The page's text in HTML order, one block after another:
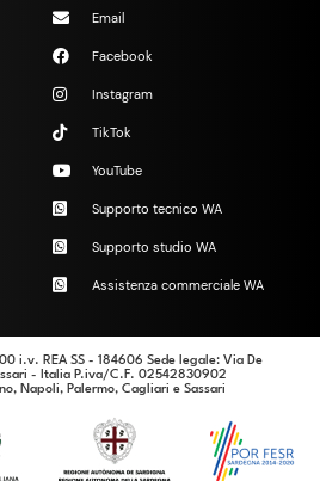
Email
Facebook
Instagram
TikTok
YouTube
Supporto tecnico WA
Supporto studio WA
Assistenza commerciale WA
i.v. REA SS - 184606 Sede legale: Via De
- Italia P.iva/C.F. 02542830902
Napoli, Palermo, Cagliari e Sassari